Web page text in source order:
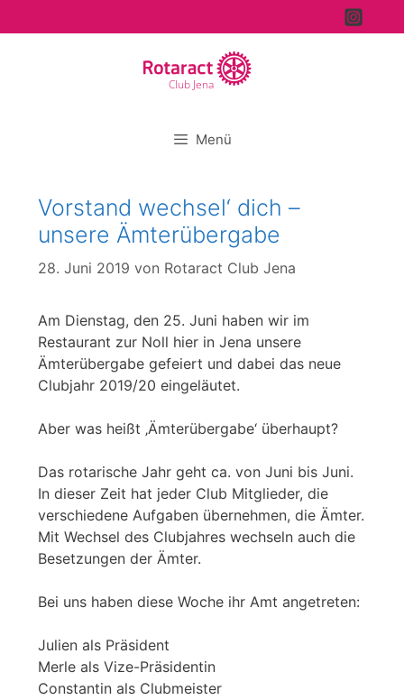
Inhalt
Club Jena
Menü
Vorstand wechsel‘ dich –
unsere Ämterübergabe
28. Juni 2019 von Rotaract Club Jena
Am Dienstag, den 25. Juni haben wir im
Restaurant zur Noll hier in Jena unsere
Ämterübergabe gefeiert und dabei das neue
Clubjahr 2019/20 eingeläutet.
Aber was heißt ‚Ämterübergabe‘ überhaupt?
Das rotarische Jahr geht ca. von Juni bis Juni.
In dieser Zeit hat jeder Club Mitglieder, die
verschiedene Aufgaben übernehmen, die Ämter.
Mit Wechsel des Clubjahres wechseln auch die
Besetzungen der Ämter.
Bei uns haben diese Woche ihr Amt angetreten:
Julien als Präsident
Merle als Vize-Präsidentin
Constantin als Clubmeister